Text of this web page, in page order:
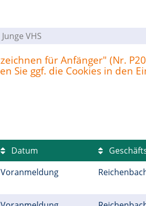
Junge VHS
für Anfänger" (Nr.
Sie ggf. die Cookies in den
Datum
Voranmeldung